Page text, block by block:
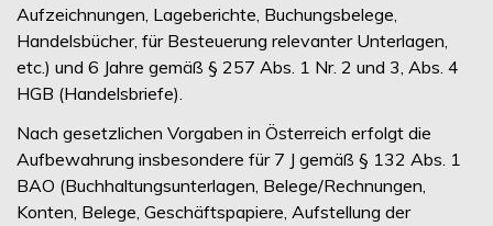
Aufzeichnungen, Lageberichte, Buchungsbelege,
Handelsbücher, für Besteuerung relevanter Unterlagen,
etc.) und 6 Jahre gemäß § 257 Abs. 1 Nr. 2 und 3, Abs. 4
HGB (Handelsbriefe).
Nach gesetzlichen Vorgaben in Österreich erfolgt die
Aufbewahrung insbesondere für 7 J gemäß § 132 Abs. 1
BAO (Buchhaltungsunterlagen, Belege/Rechnungen,
Konten, Belege, Geschäftspapiere, Aufstellung der